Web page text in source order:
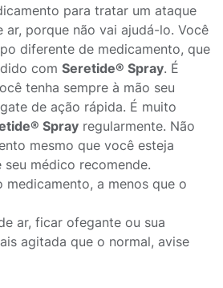
para tratar um ataque
ar, porque não vai ajudá-lo. Você
diferente de medicamento, que
com Seretide® Spray. É
tenha sempre à mão seu
de ação rápida. É muito
Spray regularmente. Não
mesmo que você esteja
seu médico recomende.
medicamento, a menos que o
ar, ficar ofegante ou sua
agitada que o normal, avise